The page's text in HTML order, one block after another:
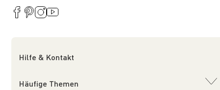
Hilfe & Kontakt
Häufige Themen